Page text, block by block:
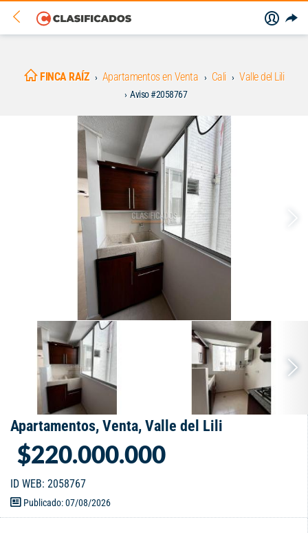
FINCA RAÍZ Apartamentos en Venta Cali Valle del Lili
Aviso #2058767
Apartamentos, Venta, Valle del Lili
$220.000.000
ID WEB: 2058767
Publicado: 07/08/2026